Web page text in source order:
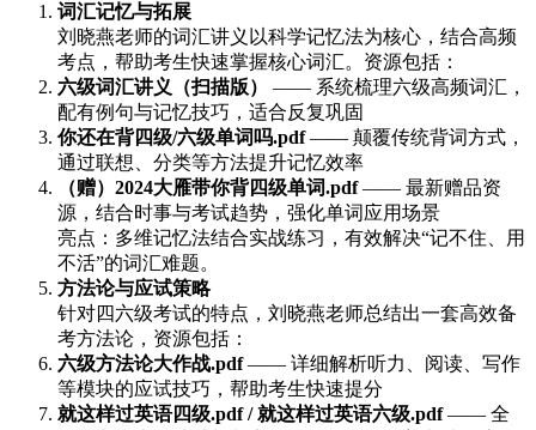
词汇记忆与拓展
刘晓燕老师的词汇讲义以科学记忆法为核心，结合高频
考点，帮助考生快速掌握核心词汇。资源包括：
六级词汇讲义（扫描版）
—— 系统梳理六级高频词汇，
配有例句与记忆技巧，适合反复巩固
你还在背四级/六级单词吗.pdf—— 颠覆传统背词方式，
通过联想、分类等方法提升记忆效率
（赠）2024大雁带你背四级单词.pdf—— 最新赠品资
源，结合时事与考试趋势，强化单词应用场景
亮点：多维记忆法结合实战练习，有效解决“记不住、用
不活”的词汇难题。
方法论与应试策略
针对四六级考试的特点，刘晓燕老师总结出一套高效备
考方法论，资源包括：
六级方法论大作战.pdf—— 详细解析听力、阅读、写作
等模块的应试技巧，帮助考生快速提分
就这样过英语四级.pdf / 就这样过英语六级.pdf—— 全